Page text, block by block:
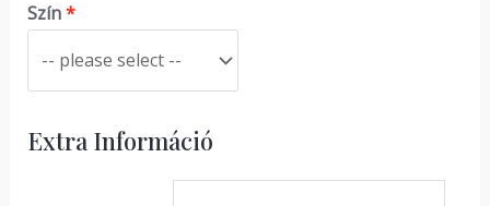
Szín
Extra Információ